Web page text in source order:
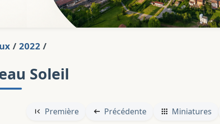
/ 2022 /
Soleil
Première Précédente Miniatures